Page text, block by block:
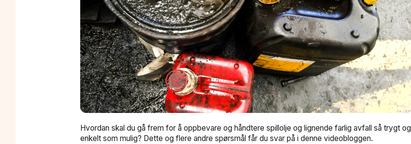
Hvordan skal du gå frem for å oppbevare og håndtere spillolje og lignende farlig avfall så trygt og
enkelt som mulig? Dette og flere andre spørsmål får du svar på i denne videobloggen.